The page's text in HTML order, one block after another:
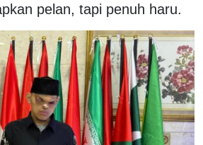
pelan, tapi penuh haru.